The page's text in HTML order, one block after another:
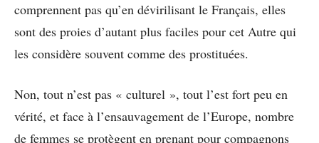
comprennent pas qu’en dévirilisant le Français, elles
sont des proies d’autant plus faciles pour cet Autre qui
les considère souvent comme des prostituées.
Non, tout n’est pas « culturel », tout l’est fort peu en
vérité, et face à l’ensauvagement de l’Europe, nombre
de femmes se protègent en prenant pour compagnons